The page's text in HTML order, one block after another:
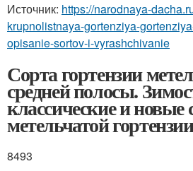
Источник: https://narodnaya-
krupnolistnaya-gortenziya-
opisanie-sortov-i-vyrashchivanie
Сорта гортензии
средней полосы.
классические и новые
метельчатой
8493